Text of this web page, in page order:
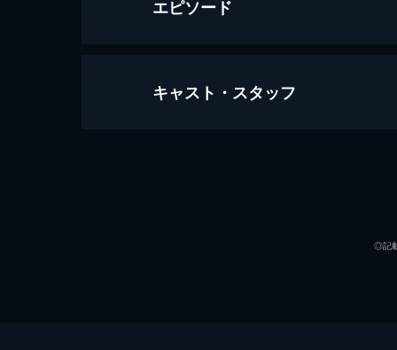
エピソード
マイ・インターン
キャスト・スタッフ
◎記